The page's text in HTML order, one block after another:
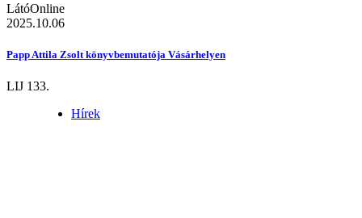
LátóOnline
2025.10.06
Papp Attila Zsolt könyvbemutatója Vásárhelyen
LIJ 133.
Hírek